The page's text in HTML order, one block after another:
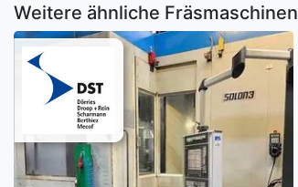
Weitere ähnliche Fräsmaschinen